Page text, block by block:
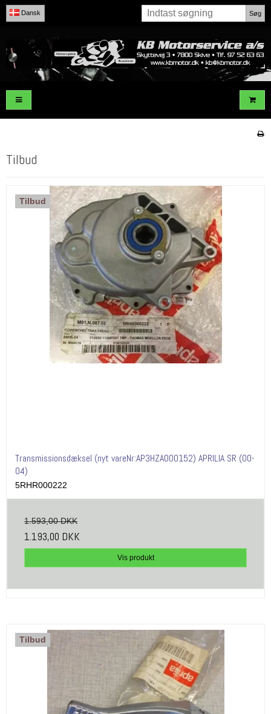
Dansk Søg
Tilbud
Tilbud
Transmissionsdæksel (nyt vareNr:AP3HZA000152) APRILIA SR (00-
04)
5RHR000222
1.593,00 DKK
1.193,00 DKK
Vis produkt
Tilbud